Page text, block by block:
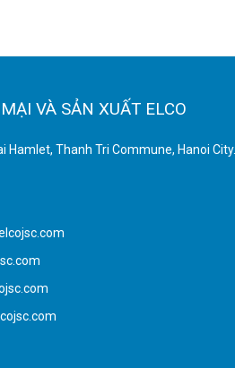
VÀ SẢN XUẤT ELCO
Hamlet, Thanh Tri Commune, Hanoi City.